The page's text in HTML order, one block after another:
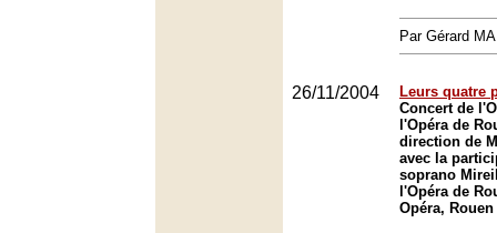
Par Gérard
26/11/2004
Leurs quatre
Concert de
l'Opéra de
direction de
avec la
soprano
l'Opéra de
Opéra, Rouen